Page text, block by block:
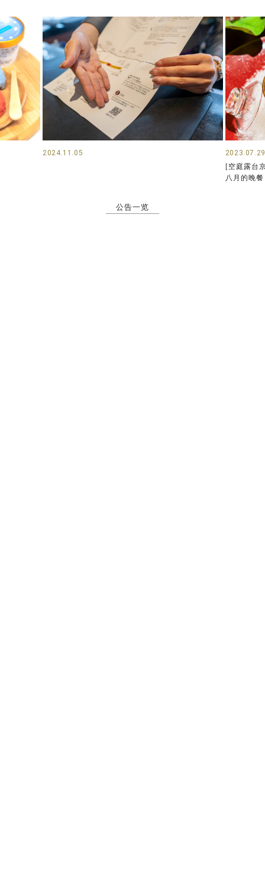
2024.11.05
2023.07.29
[空庭露台
八月的晚餐
公告一览